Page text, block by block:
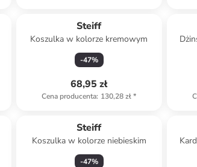
Steiff
Koszulka w kolorze kremowym
-47%
68,95 zł
Cena producenta: 130,28 zł*
Steiff
Koszulka w kolorze niebieskim
-47%